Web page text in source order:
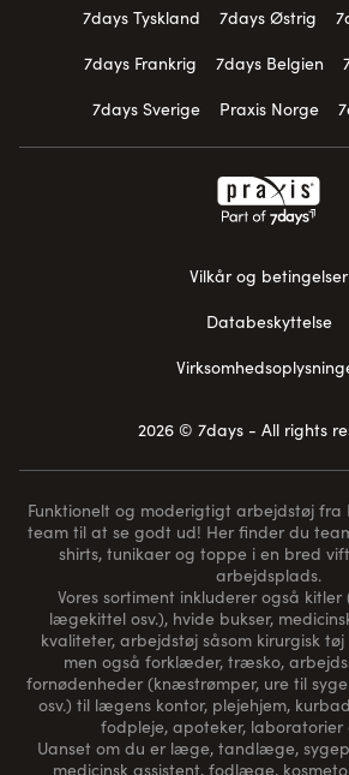
7days Tyskland 7days Østrig
7days Frankrig
7days Belgien
7days Sverige
Praxis Norge
Vilkår og betingelser
Databeskyttelse
2026 © 7days - All rights
Funktionelt og moderigtigt arbejdstøj
team til at se godt ud! Her finder du
shirts, tunikaer og toppe i en bred
arbejdsplads.
Vores sortiment inkluderer også
lægekittel osv.), hvide bukser,
kvaliteter, arbejdstøj såsom kirurgisk
men også forklæder, træsko,
fornødenheder (knæstrømper, ure til
osv.) til lægens kontor, plejehjem,
fodpleje, apoteker, laboratorier
Uanset om du er læge, tandlæge,
medicinsk assistent, fodlæge,